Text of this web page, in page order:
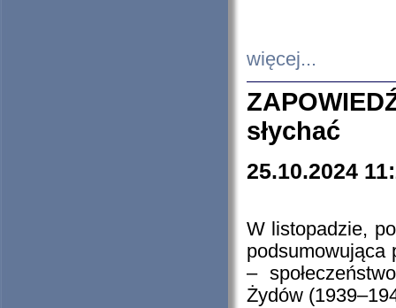
więcej...
słychać
25.10.2024
W listopadzie,
podsumowująca
–
Żydów